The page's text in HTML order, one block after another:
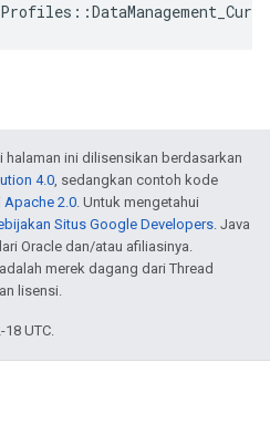
ini dilisensikan berdasarkan
4.0, sedangkan contoh kode
Apache 2.0. Untuk mengetahui
Situs Google Developers. Java
Oracle dan/atau afiliasinya.
merek dagang dari Thread
lisensi.
UTC.